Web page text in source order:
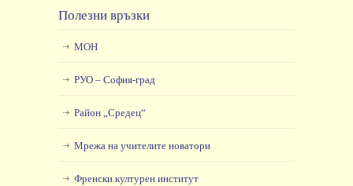
Полезни връзки
МОН
РУО – София-град
Район „Средец“
Мрежа на учителите новатори
Френски културен институт